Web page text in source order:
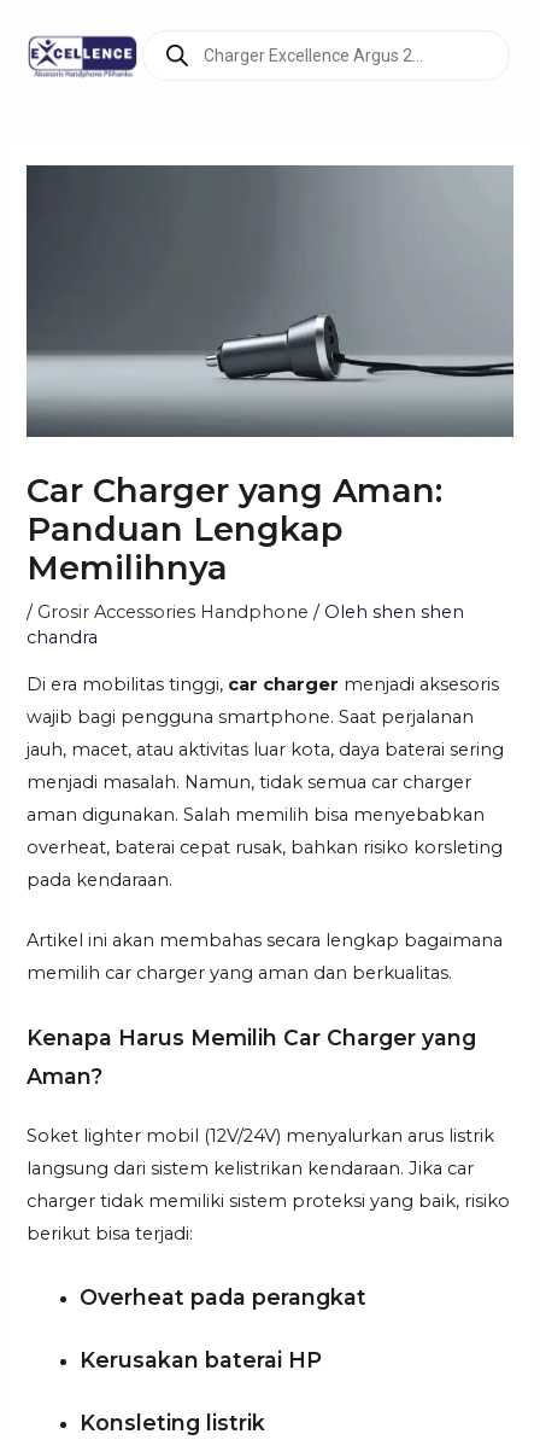
konten
search
Car Charger yang Aman:
Panduan Lengkap
Memilihnya
/ Grosir Accessories Handphone / Olehshen shen
chandra
Di era mobilitas tinggi, car charger menjadi aksesoris
wajib bagi pengguna smartphone. Saat perjalanan
jauh, macet, atau aktivitas luar kota, daya baterai sering
menjadi masalah. Namun, tidak semua car charger
aman digunakan. Salah memilih bisa menyebabkan
overheat, baterai cepat rusak, bahkan risiko korsleting
pada kendaraan.
Artikel ini akan membahas secara lengkap bagaimana
memilih car charger yang aman dan berkualitas.
Kenapa Harus Memilih Car Charger yang
Aman?
Soket lighter mobil (12V/24V) menyalurkan arus listrik
langsung dari sistem kelistrikan kendaraan. Jika car
charger tidak memiliki sistem proteksi yang baik, risiko
berikut bisa terjadi:
Overheat pada perangkat
Kerusakan baterai HP
Konsleting listrik